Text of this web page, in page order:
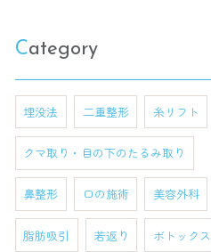
Category
埋没法 二重整形 糸リフト
クマ取り・目の下のたるみ取り
鼻整形 口の施術 美容外科
脂肪吸引 若返り ボトックス